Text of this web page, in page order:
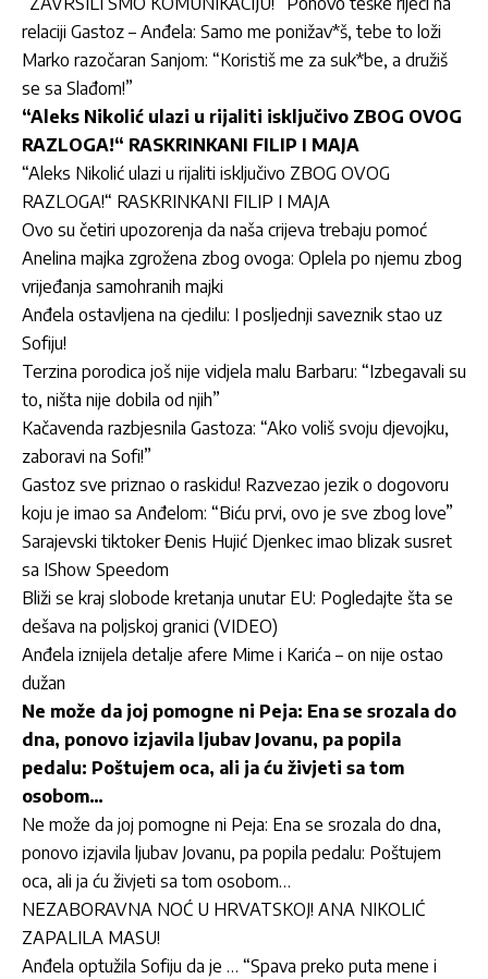
relaciji Gastoz – Anđela: Samo me ponižav*š, tebe to loži
Marko razočaran Sanjom: “Koristiš me za suk*be, a družiš
se sa Slađom!”
“Aleks Nikolić ulazi u rijaliti isključivo ZBOG OVOG
RAZLOGA!“ RASKRINKANI FILIP I MAJA
“Aleks Nikolić ulazi u rijaliti isključivo ZBOG OVOG
RAZLOGA!“ RASKRINKANI FILIP I MAJA
Ovo su četiri upozorenja da naša crijeva trebaju pomoć
Anelina majka zgrožena zbog ovoga: Oplela po njemu zbog
vrijeđanja samohranih majki
Anđela ostavljena na cjedilu: I posljednji saveznik stao uz
Sofiju!
Terzina porodica još nije vidjela malu Barbaru: “Izbegavali su
to, ništa nije dobila od njih”
Kačavenda razbjesnila Gastoza: “Ako voliš svoju djevojku,
zaboravi na Sofi!”
Gastoz sve priznao o raskidu! Razvezao jezik o dogovoru
koju je imao sa Anđelom: “Biću prvi, ovo je sve zbog love”
Sarajevski tiktoker Đenis Hujić Djenkec imao blizak susret
sa IShow Speedom
Bliži se kraj slobode kretanja unutar EU: Pogledajte šta se
dešava na poljskoj granici (VIDEO)
Anđela iznijela detalje afere Mime i Karića – on nije ostao
dužan
Ne može da joj pomogne ni Peja: Ena se srozala do
dna, ponovo izjavila ljubav Jovanu, pa popila
pedalu: Poštujem oca, ali ja ću živjeti sa tom
osobom…
Ne može da joj pomogne ni Peja: Ena se srozala do dna,
ponovo izjavila ljubav Jovanu, pa popila pedalu: Poštujem
oca, ali ja ću živjeti sa tom osobom…
NEZABORAVNA NOĆ U HRVATSKOJ! ANA NIKOLIĆ
ZAPALILA MASU!
Anđela optužila Sofiju da je … “Spava preko puta mene i